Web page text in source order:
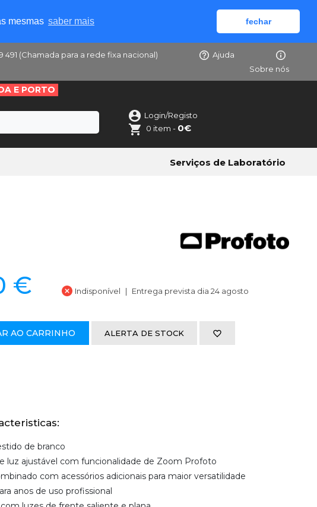
mesmas saber mais fechar
491 (Chamada para a rede fixa nacional)
Ajuda
Sobre nós
E PORTO
Login/Registo
0 item - 0€
Serviços de Laboratório
€ Indisponível Entrega prevista dia 24 agosto
AO CARRINHO ALERTA DE STOCK
de branco
luz ajustável com funcionalidade de Zoom Profoto
com acessórios adicionais para maior versatilidade
anos de uso profissional